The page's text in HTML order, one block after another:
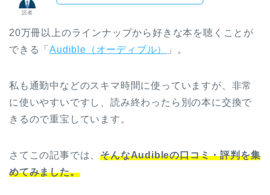
読者
20万冊以上のラインナップから好きな本を聴くことが
できる「Audible（オーディブル） 」。
私も通勤中などのスキマ時間に使っていますが、非常
に使いやすいですし、読み終わったら別の本に交換で
きるので重宝しています。
さてこの記事では、そんなAudibleの口コミ・評判を集
めてみました。